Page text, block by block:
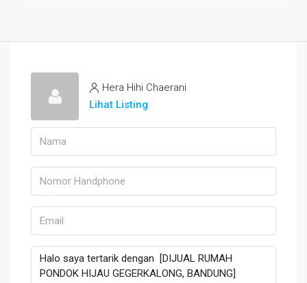
Hera Hihi Chaerani
Lihat Listing